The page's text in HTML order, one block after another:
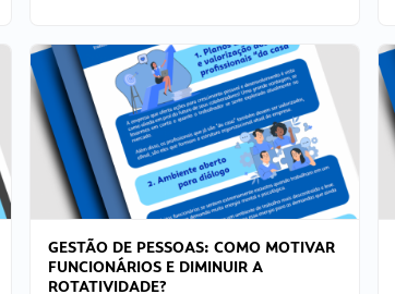
GESTÃO DE PESSOAS: COMO MOTIVAR
FUNCIONÁRIOS E DIMINUIR A
ROTATIVIDADE?